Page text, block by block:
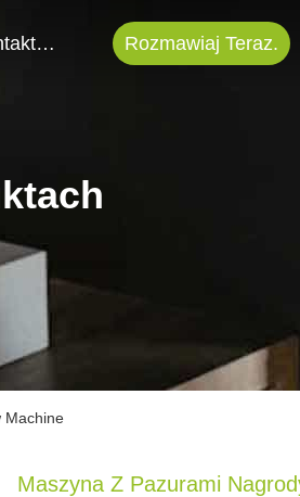
Skontaktuj Się Z Nami Rozmawiaj Teraz.
Machine
Maszyna Z Pazurami